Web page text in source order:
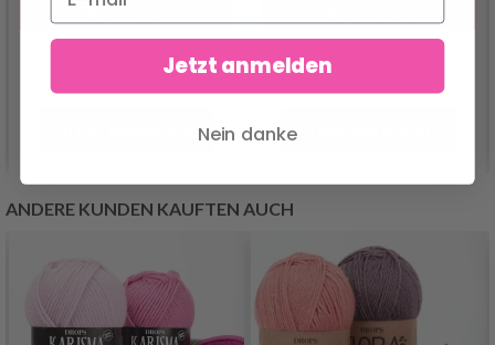
08/09/2026
ANDERE KUNDEN KAUFTEN AUCH
Jetzt anmelden
Nein danke